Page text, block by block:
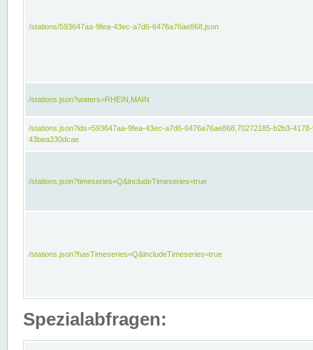
/stations/593647aa-9fea-43ec-a7d6-6476a76ae868.json
/stations.json?waters=RHEIN,MAIN
/stations.json?ids=593647aa-9fea-43ec-a7d6-6476a76ae868,70272185-b2b3-
43bea330dcae
/stations.json?timeseries=Q&includeTimeseries=true
/stations.json?hasTimeseries=Q&includeTimeseries=true
Spezialabfragen: